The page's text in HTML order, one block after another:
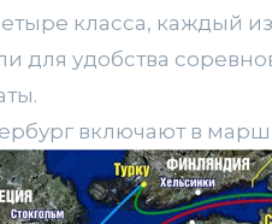
класса, каждый
для удобства
включают в